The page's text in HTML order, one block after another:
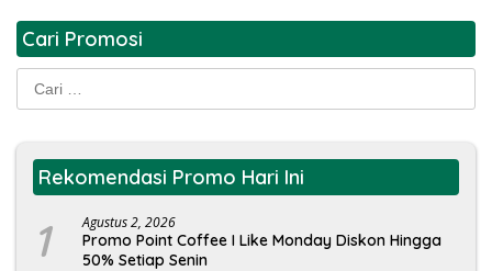
Cari Promosi
Cari
untuk:
Rekomendasi Promo Hari Ini
1 Agustus 2, 2026
Promo Point Coffee I Like Monday Diskon Hingga
50% Setiap Senin